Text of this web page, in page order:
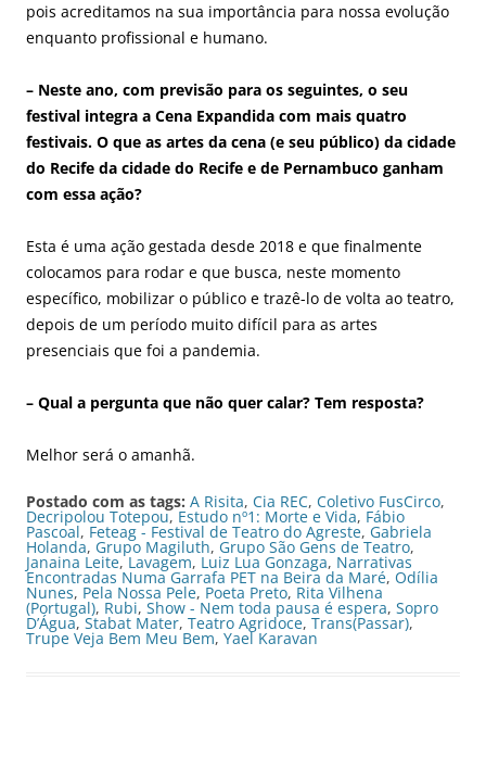
pois acreditamos na sua importância para nossa evolução
enquanto profissional e humano.
– Neste ano, com previsão para os seguintes, o seu
festival integra a Cena Expandida com mais quatro
festivais. O que as artes da cena (e seu público) da cidade
do Recife da cidade do Recife e de Pernambuco ganham
com essa ação?
Esta é uma ação gestada desde 2018 e que finalmente
colocamos para rodar e que busca, neste momento
específico, mobilizar o público e trazê-lo de volta ao teatro,
depois de um período muito difícil para as artes
presenciais que foi a pandemia.
– Qual a pergunta que não quer calar? Tem resposta?
Melhor será o amanhã.
Postado com as tags: A Risita, Cia REC, Coletivo FusCirco,
Decripolou Totepou, Estudo nº1: Morte e Vida, Fábio
Pascoal, Feteag - Festival de Teatro do Agreste, Gabriela
Holanda, Grupo Magiluth, Grupo São Gens de Teatro,
Janaina Leite,Lavagem, Luiz Lua Gonzaga, Narrativas
Encontradas Numa Garrafa PET na Beira da Maré, Odília
Nunes, Pela Nossa Pele, Poeta Preto, Rita Vilhena
(Portugal), Rubi, Show - Nem toda pausa é espera, Sopro
D’Água, Stabat Mater, Teatro Agridoce, Trans(Passar),
Trupe Veja Bem Meu Bem, Yael Karavan